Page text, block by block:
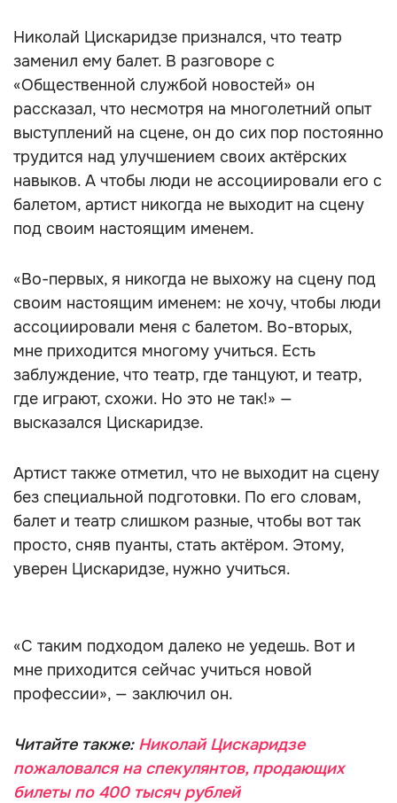
Николай Цискаридзе признался, что театр
заменил ему балет. В разговоре с
«Общественной службой новостей» он
рассказал, что несмотря на многолетний опыт
выступлений на сцене, он до сих пор постоянно
трудится над улучшением своих актёрских
навыков. А чтобы люди не ассоциировали его с
балетом, артист никогда не выходит на сцену
под своим настоящим именем.
«Во-первых, я никогда не выхожу на сцену под
своим настоящим именем: не хочу, чтобы люди
ассоциировали меня с балетом. Во-вторых,
мне приходится многому учиться. Есть
заблуждение, что театр, где танцуют, и театр,
где играют, схожи. Но это не так!» —
высказался Цискаридзе.
Артист также отметил, что не выходит на сцену
без специальной подготовки. По его словам,
балет и театр слишком разные, чтобы вот так
просто, сняв пуанты, стать актёром. Этому,
уверен Цискаридзе, нужно учиться.
«С таким подходом далеко не уедешь. Вот и
мне приходится сейчас учиться новой
профессии», — заключил он.
Читайте также: Николай Цискаридзе
пожаловался на спекулянтов, продающих
билеты по 400 тысяч рублей